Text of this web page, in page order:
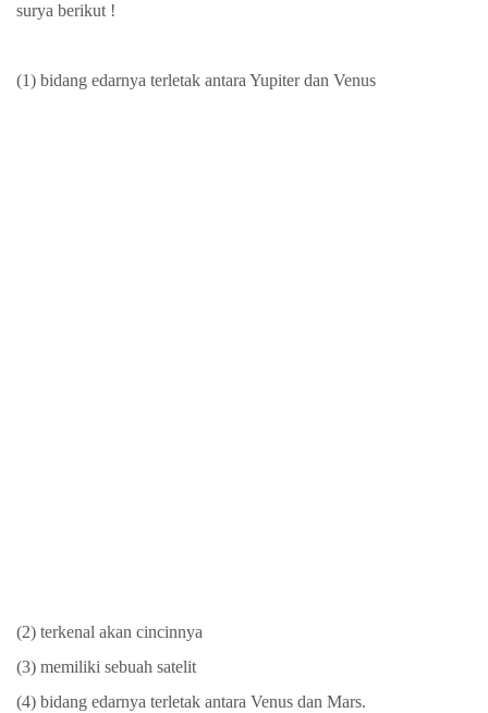
surya berikut !
(1) bidang edarnya terletak antara Yupiter dan Venus
(2) terkenal akan cincinnya
(3) memiliki sebuah satelit
(4) bidang edarnya terletak antara Venus dan Mars.